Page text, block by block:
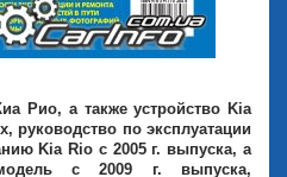
Рио, а также устройство Kia
руководство по эксплуатации
Kia Rio с 2005 г. выпуска, а
модель с 2009 г. выпуска,